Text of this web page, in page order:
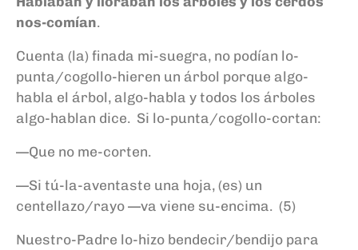
nos-comían.
Cuenta (la) finada mi-suegra, no podían lo-
punta/cogollo-hieren un árbol porque algo-
habla el árbol, algo-habla y todos los árboles
algo-hablan dice. Si lo-punta/cogollo-cortan:
—Que no me-corten.
—Si tú-la-aventaste una hoja, (es) un
centellazo/rayo —va viene su-encima. (5)
Nuestro-Padre lo-hizo bendecir/bendijo para